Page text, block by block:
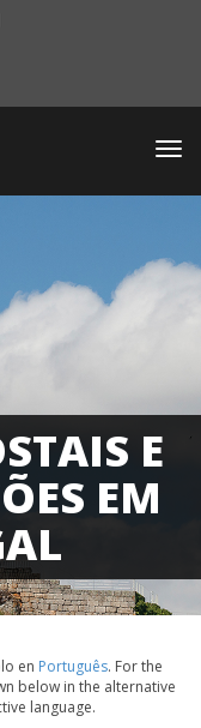
E
EM
en Português. For the
below in the alternative
language.